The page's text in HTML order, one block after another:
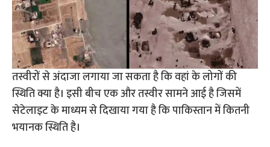
तस्वीरों से अंदाजा लगाया जा सकता है कि वहां के लोगों की
स्थिति क्या है। इसी बीच एक और तस्वीर सामने आई है जिसमें
सेटेलाइट के माध्यम से दिखाया गया है कि पाकिस्तान में कितनी
भयानक स्थिति है।